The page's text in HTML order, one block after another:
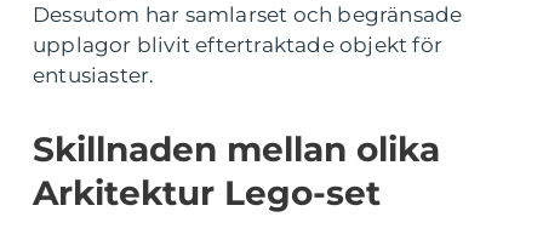
Dessutom har samlarset och begränsade
upplagor blivit eftertraktade objekt för
entusiaster.
Skillnaden mellan olika
Arkitektur Lego-set